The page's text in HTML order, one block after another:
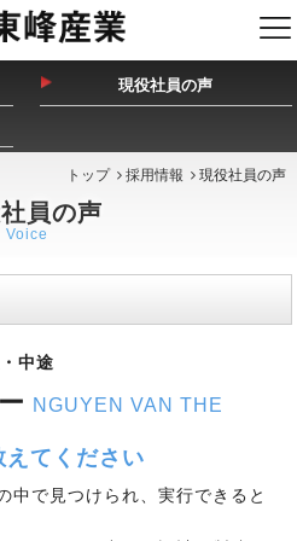
現役社員の声
トップ 採用情報 現役社員の声
員の声
Voice
中途
NGUYEN VAN THE
えてください
中で見つけられ、実行できると